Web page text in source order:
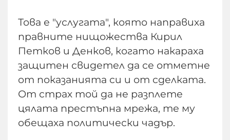
Това е "услугата", която направиха
правните нищожества Кирил
Петков и Денков, когато накараха
защитен свидетел да се отметне
от показанията си и от сделката.
От страх той да не разплете
цялата престъпна мрежа, те му
обещаха политически чадър.